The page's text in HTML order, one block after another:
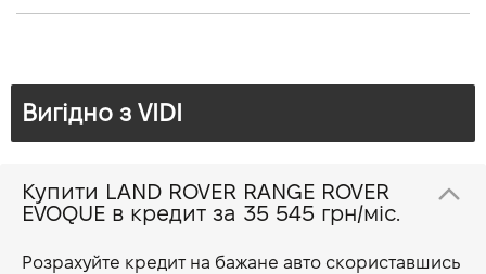
Об'єм двигуна (см.куб.) 1998
Прайс Range Rover Evoque 1.5 P 160 S
Вигідно з VIDI
Купити LAND ROVER RANGE ROVER
EVOQUE в кредит за 35 545 грн/міс.
Розрахуйте кредит на бажане авто скориставшись